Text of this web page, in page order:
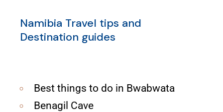
Namibia Travel tips and
Destination guides
Best things to do in Bwabwata
Benagil Cave